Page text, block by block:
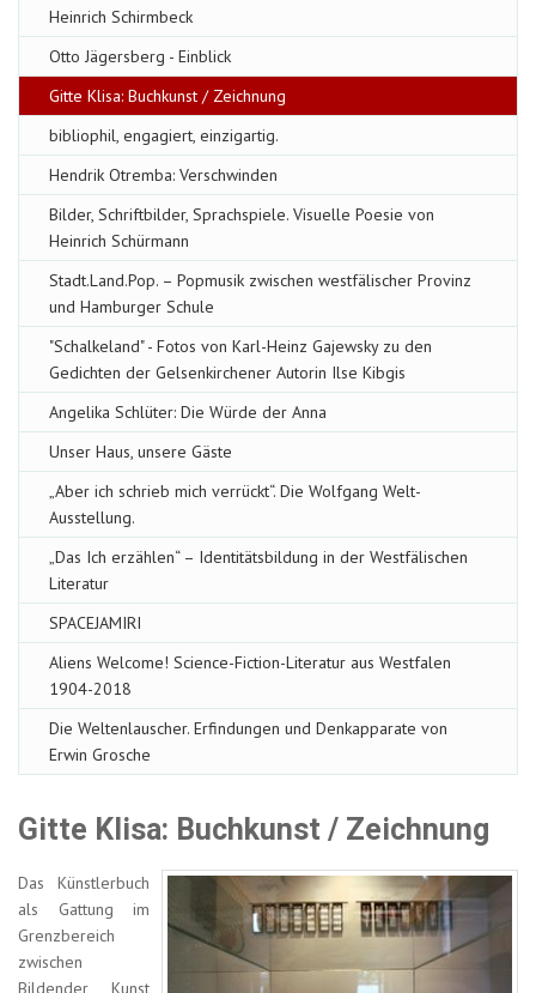
Heinrich Schirmbeck
Otto Jägersberg - Einblick
Gitte Klisa: Buchkunst / Zeichnung
bibliophil, engagiert, einzigartig.
Hendrik Otremba: Verschwinden
Bilder, Schriftbilder, Sprachspiele. Visuelle Poesie von
Heinrich Schürmann
Stadt.Land.Pop. – Popmusik zwischen westfälischer Provinz
und Hamburger Schule
"Schalkeland" - Fotos von Karl-Heinz Gajewsky zu den
Gedichten der Gelsenkirchener Autorin Ilse Kibgis
Angelika Schlüter: Die Würde der Anna
Unser Haus, unsere Gäste
„Aber ich schrieb mich verrückt“. Die Wolfgang Welt-
Ausstellung.
„Das Ich erzählen“ – Identitätsbildung in der Westfälischen
Literatur
SPACEJAMIRI
Aliens Welcome! Science-Fiction-Literatur aus Westfalen
1904-2018
Die Weltenlauscher. Erfindungen und Denkapparate von
Erwin Grosche
Gitte Klisa: Buchkunst / Zeichnung
Das Künstlerbuch
als Gattung im
Grenzbereich
zwischen
Bildender Kunst